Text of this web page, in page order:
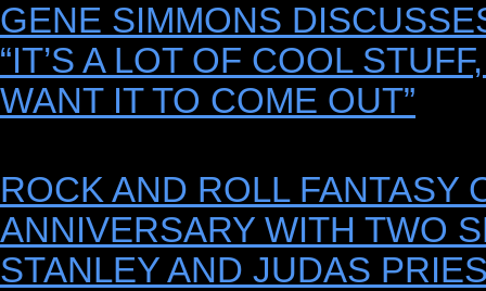
GENE SIMMONS
“IT’S A LOT OF COOL
WANT IT TO COME OUT”
ROCK AND ROLL FANTASY
ANNIVERSARY WITH TWO
STANLEY AND JUDAS